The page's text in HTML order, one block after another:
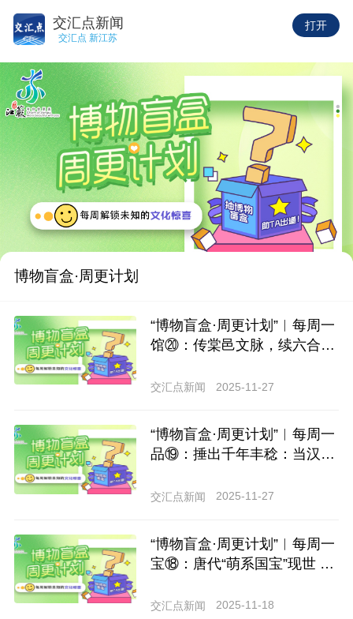
交汇点新闻
交汇点 新江苏
打开
博物盲盒·周更计划
“博物盲盒·周更计划”︱每周一
馆⑳：传棠邑文脉，续六合新
三千年时光密码
交汇点新闻 2025-11-27
“博物盲盒·周更计划”︱每周一
品⑲：捶出千年丰稔：当汉代
交汇点新闻 2025-11-27
“博物盲盒·周更计划”︱每周一
宝⑱：唐代“萌系国宝”现世 这
年匠心
交汇点新闻 2025-11-18